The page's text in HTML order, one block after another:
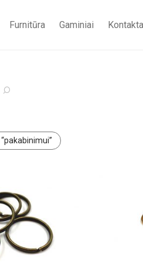
Furnitūra Gaminiai
“pakabinimui”